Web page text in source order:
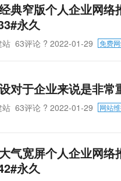
典窄版个人企业网络
永久
站 63评论 ? 2022-01-29 免费
对于企业来说是非常
站 63评论 ? 2022-01-29 网站
气宽屏个人企业网
永久